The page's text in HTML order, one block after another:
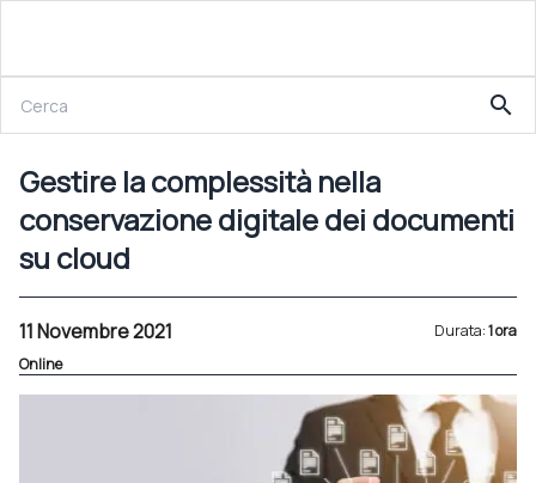
Gestire la complessità nella conservazione digitale dei documenti su cloud
search
Gestire la complessità nella
conservazione digitale dei documenti
su cloud
11 Novembre 2021 Durata:1 ora
Online